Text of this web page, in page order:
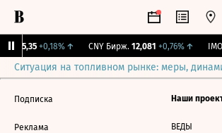
115,35 +0,18%↑ CNY Бирж. 12,081 +0,76%↑
Ситуация на топливном рынке: меры,
Подписка
Реклама
Наши
ВЕДЫ